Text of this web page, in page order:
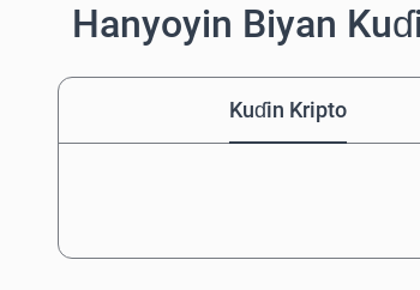
Hanyoyin Biyan
Kuɗin Kripto